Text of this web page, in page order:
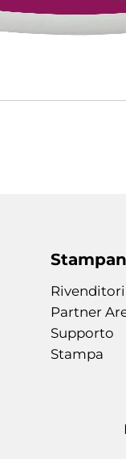
Partner
Supporto
Stampa